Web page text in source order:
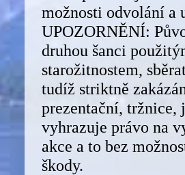
možnosti odvolání a
UPOZORNĚNÍ:
druhou šanci
starožitnostem,
tudíž striktně
prezentační, tržnice,
vyhrazuje právo na
akce a to bez
škody.